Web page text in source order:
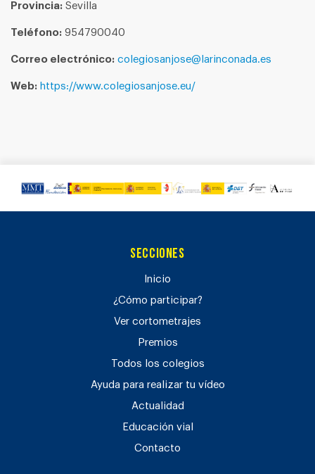
Provincia: Sevilla
Teléfono: 954790040
Correo electrónico: colegiosanjose@larinconada.es
Web: https://www.colegiosanjose.eu/
Secciones
Inicio
¿Cómo participar?
Ver cortometrajes
Premios
Todos los colegios
Ayuda para realizar tu vídeo
Actualidad
Educación vial
Contacto